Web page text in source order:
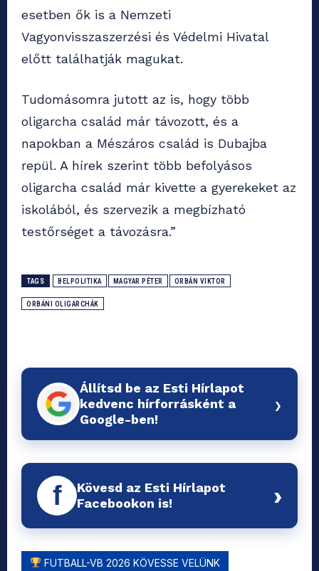
esetben ők is a Nemzeti
Vagyonvisszaszerzési és Védelmi Hivatal
előtt találhatják magukat.
Tudomásomra jutott az is, hogy több
oligarcha család már távozott, és a
napokban a Mészáros család is Dubajba
repül. A hírek szerint több befolyásos
oligarcha család már kivette a gyerekeket az
iskolából, és szervezik a megbízható
testőrséget a távozásra.”
TAGS BELPOLITIKA MAGYAR PÉTER ORBÁN VIKTOR
ORBÁNI OLIGARCHÁK
Állítsd be az Esti Hírlapot
kedvenc hírforrásként a
Google-ben!
›
f
Kövesd az Esti Hírlapot
Facebookon is!
›
FUTBALL-VB 2026 KÖVESSE VELÜNK